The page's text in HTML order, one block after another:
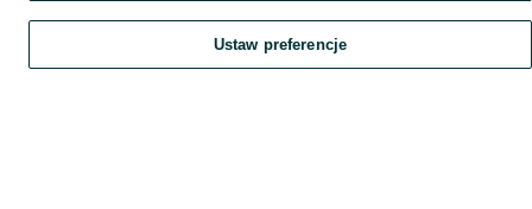
Szukaj Obserwujesz Dodaj Czat Konto
Ustaw preferencje